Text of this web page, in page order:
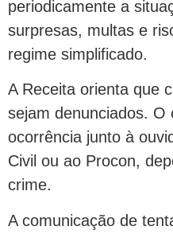
periodicamente a
surpresas, multas e
regime simplificado.
A Receita orienta que
sejam denunciados. O
ocorrência junto à
Civil ou ao Procon,
crime.
A comunicação de